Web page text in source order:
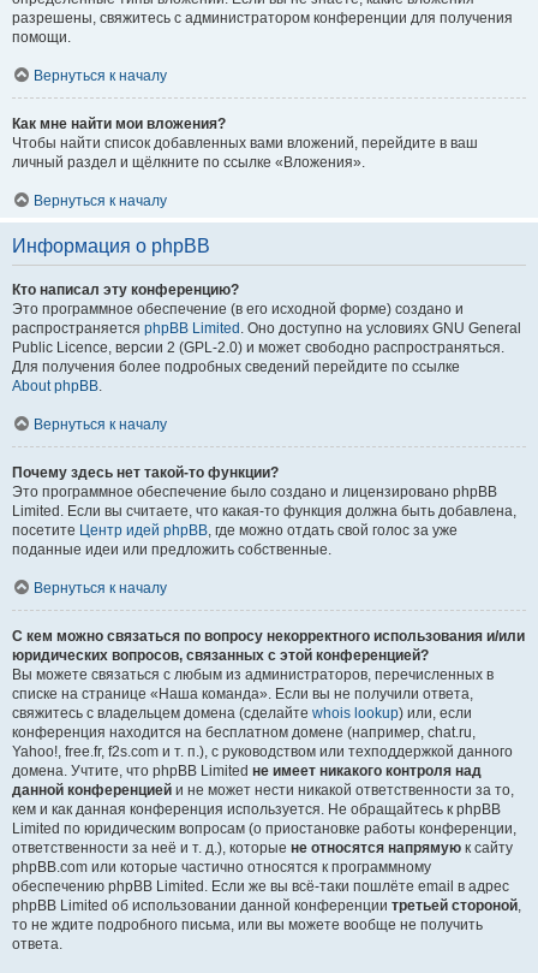
разрешены, свяжитесь с администратором конференции для получения
помощи.
Вернуться к началу
Как мне найти мои вложения?
Чтобы найти список добавленных вами вложений, перейдите в ваш
личный раздел и щёлкните по ссылке «Вложения».
Вернуться к началу
Информация о phpBB
Кто написал эту конференцию?
Это программное обеспечение (в его исходной форме) создано и
распространяется phpBB Limited . Оно доступно на условиях GNU General
Public Licence, версии 2 (GPL-2.0) и может свободно распространяться.
Для получения более подробных сведений перейдите по ссылке
About phpBB.
Вернуться к началу
Почему здесь нет такой-то функции?
Это программное обеспечение было создано и лицензировано phpBB
Limited. Если вы считаете, что какая-то функция должна быть добавлена,
посетите Центр идей phpBB, где можно отдать свой голос за уже
поданные идеи или предложить собственные.
Вернуться к началу
С кем можно связаться по вопросу некорректного использования и/или
юридических вопросов, связанных с этой конференцией?
Вы можете связаться с любым из администраторов, перечисленных в
списке на странице «Наша команда». Если вы не получили ответа,
свяжитесь с владельцем домена (сделайте whois lookup) или, если
конференция находится на бесплатном домене (например, chat.ru,
Yahoo!, free.fr, f2s.com и т. п.), с руководством или техподдержкой данного
домена. Учтите, что phpBB Limited не имеет никакого контроля над
данной конференцией и не может нести никакой ответственности за то,
кем и как данная конференция используется. Не обращайтесь к phpBB
Limited по юридическим вопросам (о приостановке работы конференции,
ответственности за неё и т. д.), которые не относятся напрямую к сайту
phpBB.com или которые частично относятся к программному
обеспечению phpBB Limited. Если же вы всё-таки пошлёте email в адрес
phpBB Limited об использовании данной конференции третьей стороной,
то не ждите подробного письма, или вы можете вообще не получить
ответа.